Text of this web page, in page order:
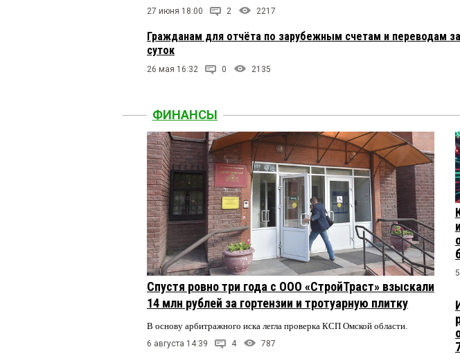
27 июня 18:00 2 2217
Гражданам для отчёта по зарубежным счетам и переводам
суток
26 мая 16:32 0 2135
ФИНАНСЫ
Спустя ровно три года с ООО «СтройТраст» взыскали
14 млн рублей за гортензии и тротуарную плитку
В основу арбитражного иска легла проверка КСП Омской области.
6 августа 14:39 4 787